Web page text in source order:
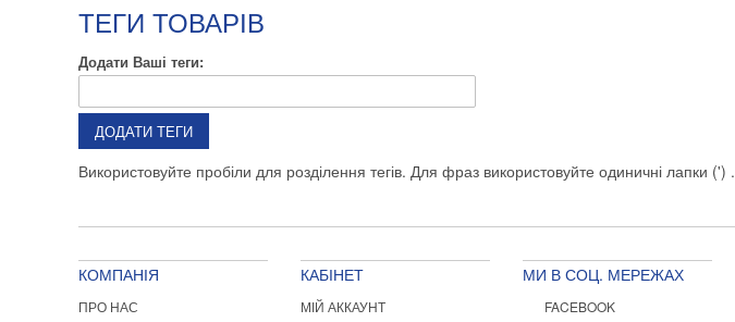
ТЕГИ ТОВАРІВ
Додати Ваші теги:
ДОДАТИ ТЕГИ
Використовуйте пробіли для розділення тегів. Для фраз використовуйте одиничні лапки (') .
КОМПАНІЯ
ПРО НАС
КАБІНЕТ
МІЙ АККАУНТ
МИ В СОЦ. МЕРЕЖАХ
FACEBOOK